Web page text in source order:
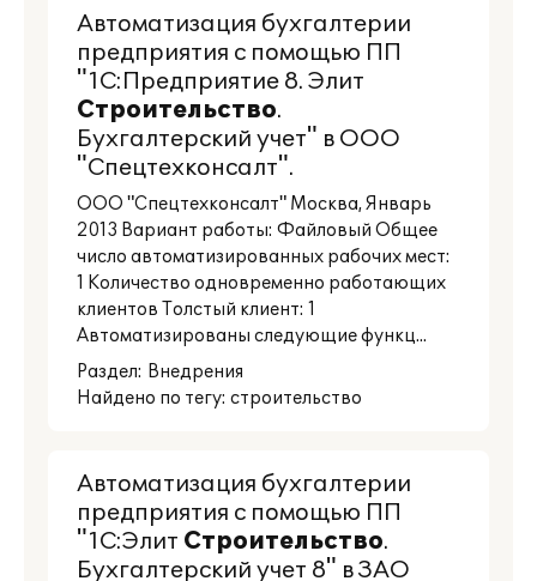
Автоматизация бухгалтерии
предприятия с помощью ПП
"1С:Предприятие 8. Элит
Строительство.
Бухгалтерский учет" в ООО
"Спецтехконсалт".
ООО "Спецтехконсалт" Москва, Январь
2013 Вариант работы: Файловый Общее
число автоматизированных рабочих мест:
1 Количество одновременно работающих
клиентов Толстый клиент: 1
Автоматизированы следующие функц...
Раздел: Внедрения
Найдено по тегу: строительство
Автоматизация бухгалтерии
предприятия с помощью ПП
"1С:Элит Строительство.
Бухгалтерский учет 8" в ЗАО